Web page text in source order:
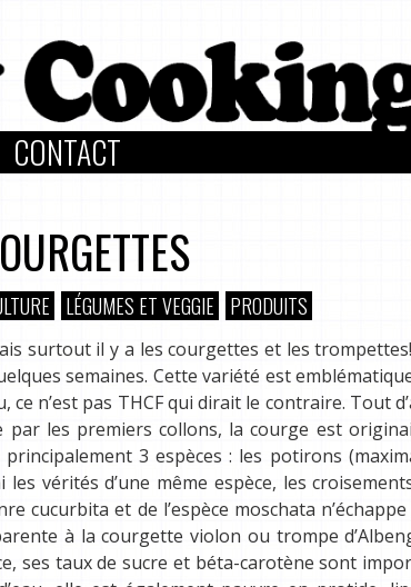
CONTACT
LÉGUMES ET VEGGIE PRODUITS
surtout il y a les courgettes et les
semaines. Cette variété est
n’est pas THCF qui dirait le contraire. Tout
les premiers collons, la courge est
3 espèces : les potirons
vérités d’une même espèce, les
cucurbita et de l’espèce moschata
à la courgette violon ou trompe
ses taux de sucre et béta-carotène sont